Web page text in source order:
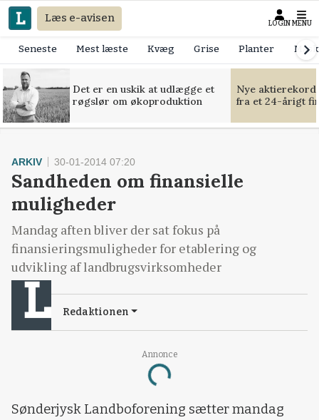
Læs e-avisen LOGIN MENU
Seneste Mest læste Kvæg Grise Planter
Det er en uskik at udlægge et
røgslør om økoproduktion
Nye
fra et 24-årigt
Annonce
Loading...
ARKIV 30-01-2014 07:20
Sandheden om finansielle
muligheder
Mandag aften bliver der sat fokus på
finansieringsmuligheder for etablering og
udvikling af landbrugsvirksomheder
Redaktionen
Sønderjysk Landboforening sætter mandag